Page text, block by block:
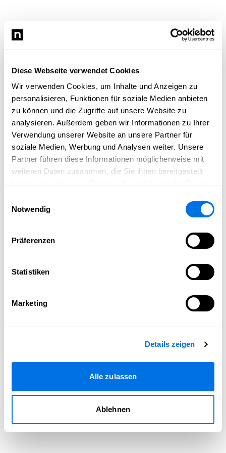
Diese Webseite verwendet Cookies
Wir verwenden Cookies, um Inhalte und Anzeigen zu
personalisieren, Funktionen für soziale Medien anbieten
zu können und die Zugriffe auf unsere Website zu
analysieren. Außerdem geben wir Informationen zu Ihrer
Verwendung unserer Website an unsere Partner für
soziale Medien, Werbung und Analysen weiter. Unsere
Partner führen diese Informationen möglicherweise mit
weiteren Daten zusammen, die Sie ihnen bereitgestellt
Notwendig
Präferenzen
Statistiken
Marketing
Details zeigen
Alle zulassen
Ablehnen
Newsload konnte nicht geladen werden.